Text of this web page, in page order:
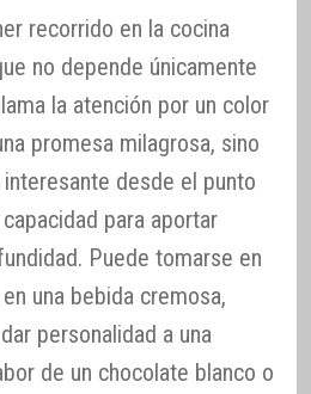
recorrido en la cocina
no depende únicamente
la atención por un color
promesa milagrosa, sino
desde el punto
para aportar
Puede tomarse en
una bebida cremosa,
personalidad a una
de un chocolate blanco o